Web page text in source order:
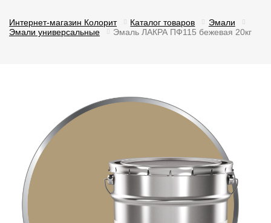
Интернет-магазин Колорит Каталог товаров
Эмали
Эмали универсальные
Эмаль ЛАКРА ПФ115 бежевая 20кг